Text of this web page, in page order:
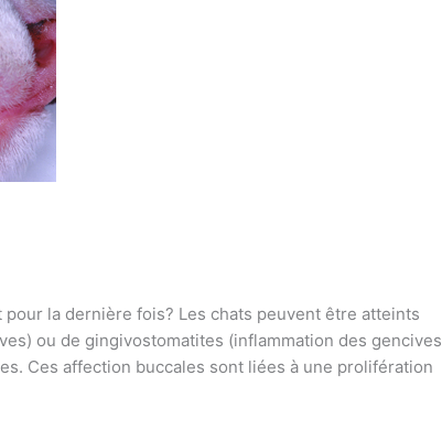
la dernière fois? Les chats peuvent être atteints
ou de gingivostomatites (inflammation des gencives
Ces affection buccales sont liées à une prolifération